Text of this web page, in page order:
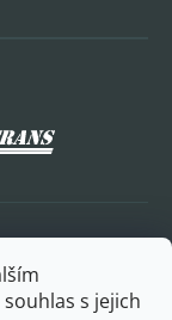
s jejich